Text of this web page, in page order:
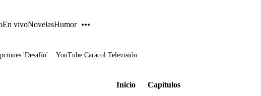
En vivoNovelasHumor
'Desafío' YouTube Caracol Televisión
Inicio Capítulos